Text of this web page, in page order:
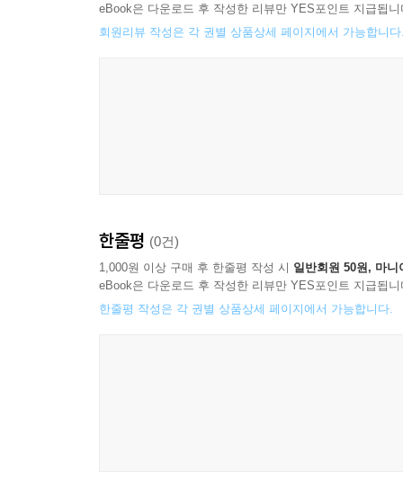
eBook은 다운로드 후 작성한 리뷰만 YES포인트 지급됩니
회원리뷰 작성은 각 권별 상품상세 페이지에서 가능합니
한줄평 (0건)
1,000원 이상 구매 후 한줄평 작성 시 일반회원 50원, 마니
eBook은 다운로드 후 작성한 리뷰만 YES포인트 지급됩니
한줄평 작성은 각 권별 상품상세 페이지에서 가능합니다.